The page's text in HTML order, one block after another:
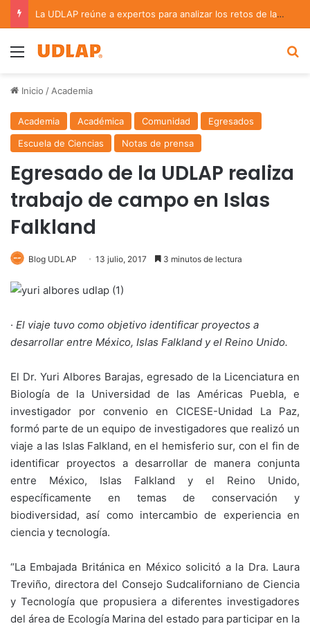
La UDLAP reúne a expertos para analizar los retos de la administración pública municipal
Menu
Inicio / Academia
Academia Académica Comunidad
Egresados
Escuela de Ciencias
Notas de prensa
Egresado de la UDLAP realiza
trabajo de campo en Islas
Falkland
Blog UDLAP 13 julio, 2017 3 minutos de lectura
· El viaje tuvo como objetivo identificar proyectos a
desarrollar entre México, Islas Falkland y el Reino Unido.
El Dr. Yuri Albores Barajas, egresado de la Licenciatura en
Biología de la Universidad de las Américas Puebla, e
investigador por convenio en CICESE-Unidad La Paz,
formó parte de un equipo de investigadores que realizó un
viaje a las Islas Falkland, en el hemisferio sur, con el fin de
identificar proyectos a desarrollar de manera conjunta
entre México, Islas Falkland y el Reino Unido,
específicamente en temas de conservación y
biodiversidad, así como intercambio de experiencia en
ciencia y tecnología.
“La Embajada Británica en México solicitó a la Dra. Laura
Treviño, directora del Consejo Sudcaliforniano de Ciencia
y Tecnología que propusiera a diferentes investigadores
del área de Ecología Marina del estado para participar en la